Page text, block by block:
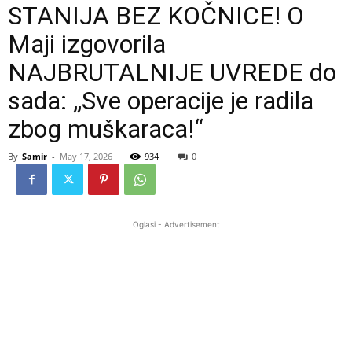
STANIJA BEZ KOČNICE! O
Maji izgovorila
NAJBRUTALNIJE UVREDE do
sada: „Sve operacije je radila
zbog muškaraca!“
By Samir - May 17, 2026 934 0
Oglasi - Advertisement